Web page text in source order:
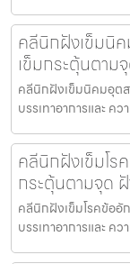
คลีนิกฝังเข็มนิ
เข็มกระตุ้นตาม
คลีนิกฝังเข็มนิคมอุตส
บรรเทาอาการและ ค
คลีนิกฝังเข็มโร
กระตุ้นตามจุด
คลีนิกฝังเข็มโรคข้ออั
บรรเทาอาการและ ค